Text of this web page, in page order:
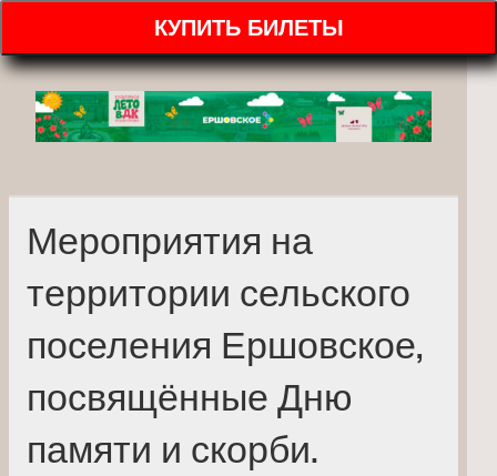
КУПИТЬ БИЛЕТЫ
Мероприятия на
территории сельского
поселения Ершовское,
посвящённые Дню
памяти и скорби.